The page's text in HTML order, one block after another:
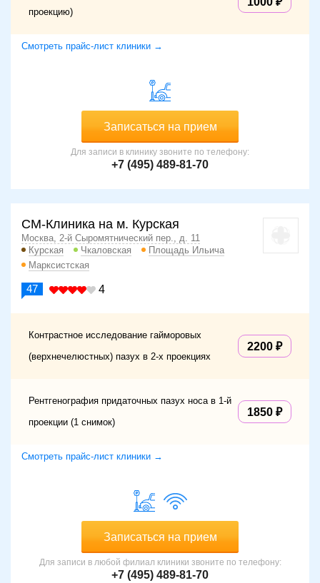
проекцию)
Смотреть прайс-лист клиники →
Записаться на прием
Для записи в клинику звоните по телефону:
+7 (495) 489-81-70
СМ-Клиника на м. Курская
Москва, 2-й Сыромятнический пер., д. 11
Курская
Чкаловская
Площадь Ильича
Марксистская
47 4
Контрастное исследование гайморовых
(верхнечелюстных) пазух в 2-х проекциях
2200
Рентгенография придаточных пазух носа в 1-й
проекции (1 снимок)
1850
Смотреть прайс-лист клиники →
Записаться на прием
Для записи в любой филиал клиники звоните по телефону:
+7 (495) 489-81-70